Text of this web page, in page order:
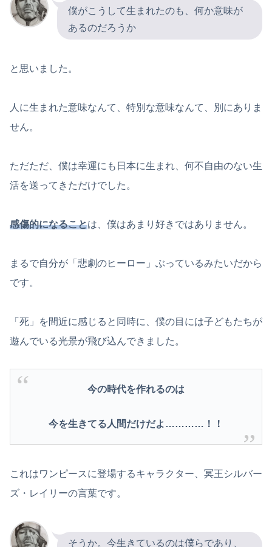
僕がこうして生まれたのも、何か意味が
あるのだろうか
と思いました。
人に生まれた意味なんて、特別な意味なんて、別にありま
せん。
ただただ、僕は幸運にも日本に生まれ、何不自由のない生
活を送ってきただけでした。
感傷的になることは、僕はあまり好きではありません。
まるで自分が「悲劇のヒーロー」ぶっているみたいだから
です。
「死」を間近に感じると同時に、僕の目には子どもたちが
遊んでいる光景が飛び込んできました。
今の時代を作れるのは
今を生きてる人間だけだよ…………！！
これはワンピースに登場するキャラクター、冥王シルバー
ズ・レイリーの言葉です。
そうか。今生きているのは僕らであり、